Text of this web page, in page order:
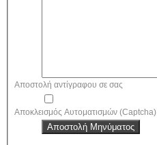
Αποστολή αντίγραφου σε σας
Αποκλεισμός Αυτοματισμών (Captcha)
Αποστολή Μηνύματος